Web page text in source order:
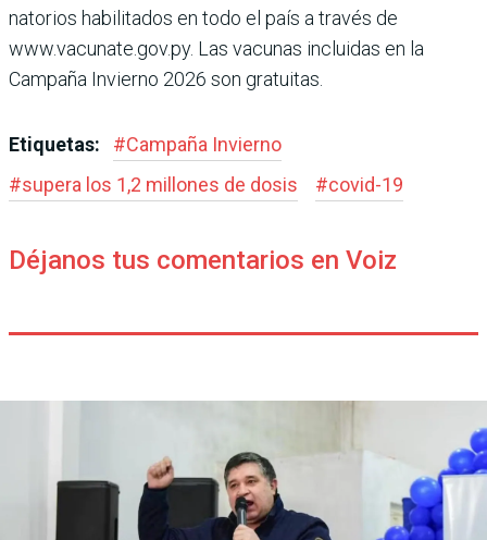
natorios habilitados en todo el país a través de
www.vacunate.gov.py. Las vacu­nas incluidas en la
Campaña Invierno 2026 son gratuitas.
Etiquetas: #Campaña Invierno
#supera los 1,2 millones de dosis #covid-19
Déjanos tus comentarios en Voiz